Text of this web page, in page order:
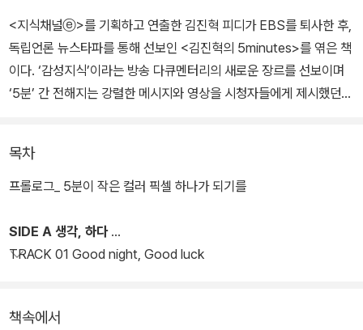
<지식채널ⓔ>를 기획하고 연출한 김진혁 피디가 EBS를 퇴사한 후,
독립언론 뉴스타파를 통해 선보인 <김진혁의 5minutes>를 엮은 책
이다. ‘감성지식’이라는 방송 다큐멘터리의 새로운 장르를 선보이며
‘5분’ 간 전해지는 강렬한 메시지와 영상을 시청자들에게 제시했던
가슴을 울리는 것을 넘어 우리가 발 딛고 선 세상을 마주하는 ‘5분’.
다. 그리고 이 책 『5분』은 각 방송의 주요 키워드는 물론 방송을 통해
보여주고자 했던 개념들을 심도 깊은 해설로 덧붙였다.
목차
프롤로그_ 5분이 작은 컬러 픽셀 하나가 되기를
SIDE A 생각, 하다
TRACK 01 Good night, Good luck
책속에서